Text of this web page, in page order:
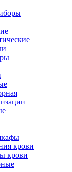
крови
крови